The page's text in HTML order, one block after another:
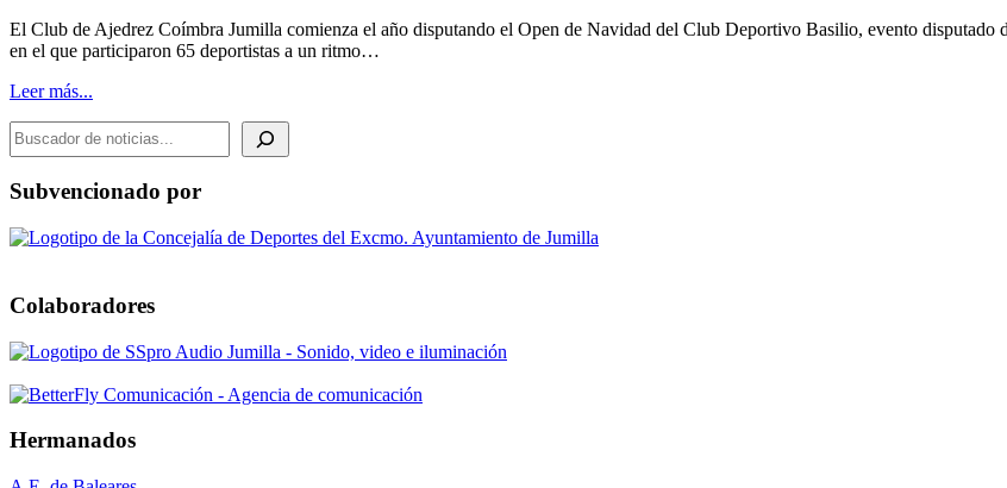
2022
El Club de Ajedrez Coímbra Jumilla comienza el año disputando el Open de Navidad del Club Deportivo Basilio, evento
en el que participaron 65 deportistas a un ritmo…
Leer más...
BUSCADOR DE NOTICIAS
Subvencionado por
Colaboradores
Hermanados